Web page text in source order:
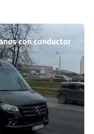
con conductor